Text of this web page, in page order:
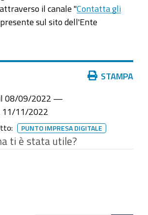
il canale "Contatta gli
sul sito dell'Ente
STAMPA
08/09/2022 —
11/11/2022
PUNTO IMPRESA DIGITALE
ti è stata utile?